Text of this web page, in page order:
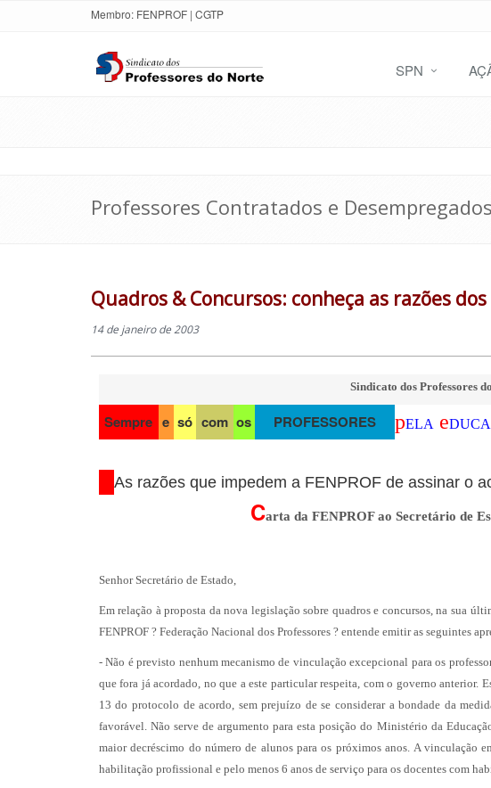
Membro: FENPROF | CGTP
SPN
Professores Contratados e Desempregados
Quadros & Concursos: conheça as razões
14 de janeiro de 2003
Sindicato dos Professores
Sempre e só com os PROFESSORES pELA e
As razões que impedem a FENPROF de assinar o
Carta da FENPROF ao Secretário de
Senhor Secretário de Estado,
Em relação à proposta da nova legislação sobre quadros e concursos, na sua
FENPROF ? Federação Nacional dos Professores ? entende emitir as seguintes
- Não é previsto nenhum mecanismo de vinculação excepcional para os
que fora já acordado, no que a este particular respeita, com o governo anterior.
13 do protocolo de acordo, sem prejuízo de se considerar a bondade da
favorável. Não serve de argumento para esta posição do Ministério da
maior decréscimo do número de alunos para os próximos anos. A vinculação
habilitação profissional e pelo menos 6 anos de serviço para os docentes com